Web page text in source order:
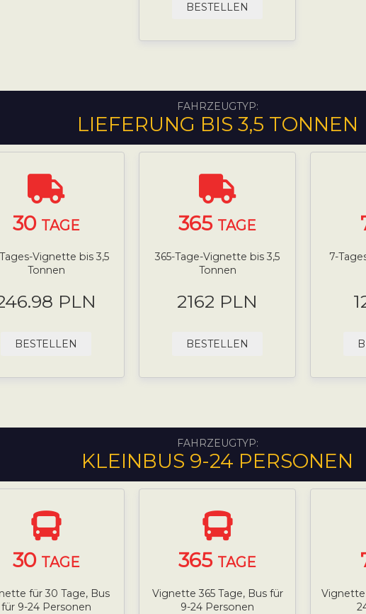
BESTELLEN
FAHRZEUGTYP:
LIEFERUNG BIS 3,5 TONNEN
30 TAGE
Vignette bis 3,5
Tonnen
PLN
BESTELLEN
365 TAGE
365-Tage-Vignette bis 3,5
Tonnen
2162 PLN
BESTELLEN
7-
FAHRZEUGTYP:
KLEINBUS 9-24 PERSONEN
30 TAGE
für 30 Tage, Bus
für 9-24 Personen
365 TAGE
Vignette 365 Tage, Bus für
9-24 Personen
Vignette